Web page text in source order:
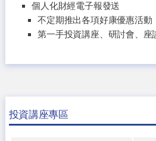
個人化財經電子報發送
不定期推出各項好康優惠活動
第一手投資講座、研討會、座
投資講座專區